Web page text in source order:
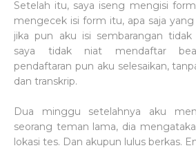
Setelah itu, saya iseng mengisi
mengecek isi form itu, apa saja
jika pun aku isi sembarangan tidak
saya tidak niat mendaftar
pendaftaran pun aku selesaikan,
dan transkrip.
Dua minggu setelahnya aku
seorang teman lama, dia
lokasi tes. Dan akupun lulus berkas.